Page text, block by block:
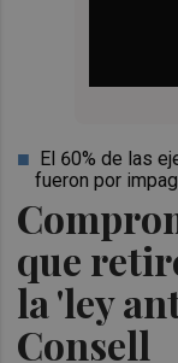
que
la 'ley
Consell
El 60% de las
fueron por